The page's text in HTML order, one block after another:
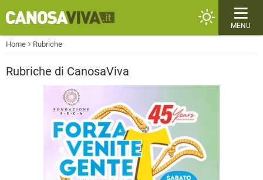
MENU
Home Rubriche
Rubriche di CanosaViva